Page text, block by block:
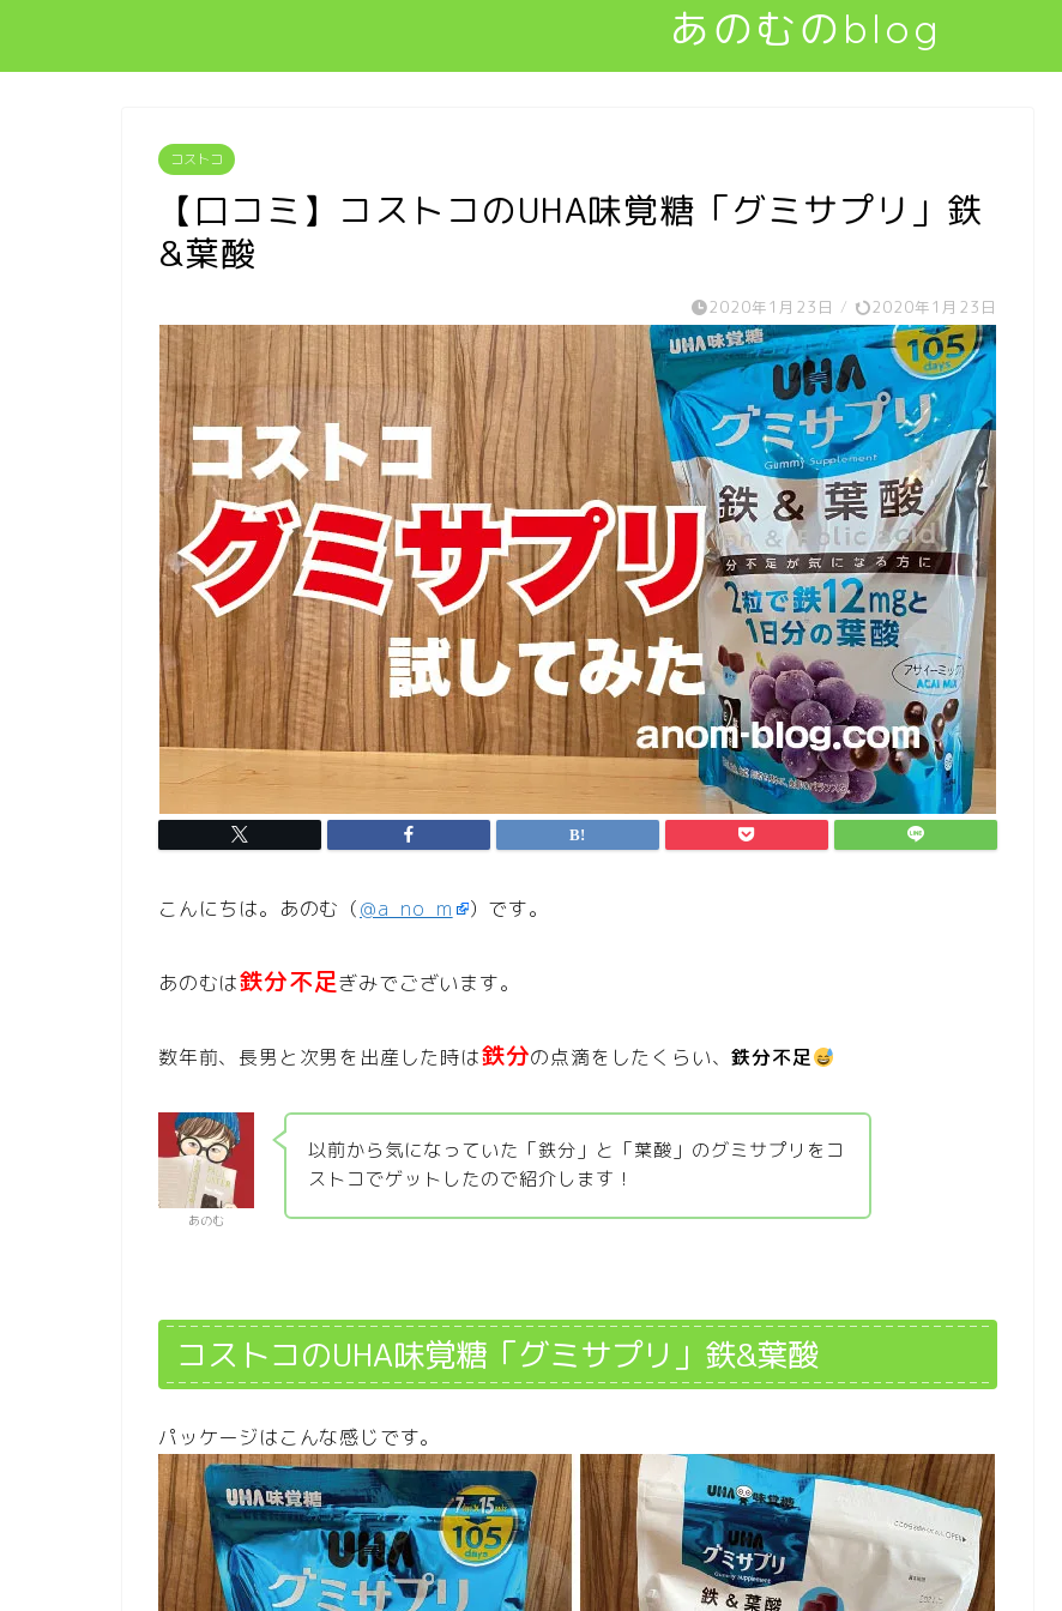
あのむのblog
コストコ
【口コミ】コストコのUHA味覚糖「グミサプリ」鉄
&葉酸
2020年1月23日 / 2020年1月23日
こんにちは。あのむ（@a_no_m ）です。
あのむは鉄分不足ぎみでございます。
数年前、長男と次男を出産した時は鉄分の点滴をしたくらい、鉄分不足
あのむ
以前から気になっていた「鉄分」と「葉酸」のグミサプリをコ
ストコでゲットしたので紹介します！
コストコのUHA味覚糖「グミサプリ」鉄&葉酸
パッケージはこんな感じです。